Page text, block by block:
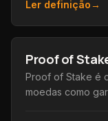
Ler definição→
Proof of
Proof of Stake é
moedas como